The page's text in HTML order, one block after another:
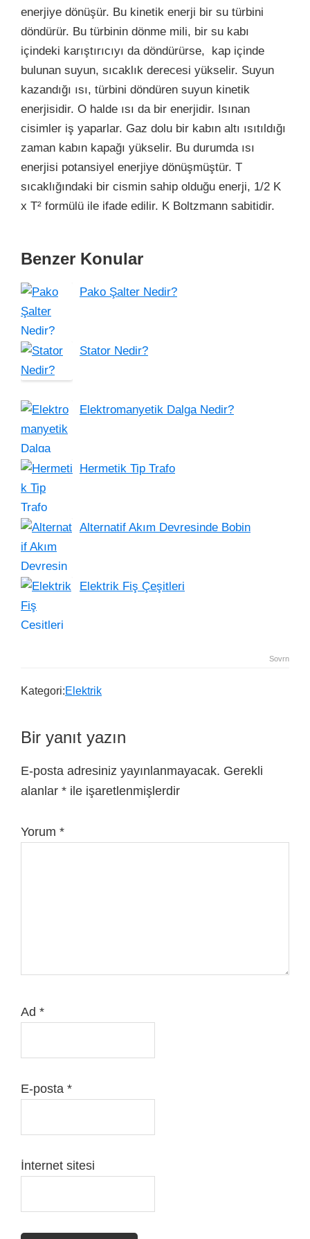
enerjiye dönüşür. Bu kinetik enerji bir su türbini
döndürür. Bu türbinin dönme mili, bir su kabı
içindeki karıştırıcıyı da döndürürse, kap içinde
bulunan suyun, sıcaklık derecesi yükselir. Suyun
kazandığı ısı, türbini döndüren suyun kinetik
enerjisidir. O halde ısı da bir enerjidir. Isınan
cisimler iş yaparlar. Gaz dolu bir kabın altı ısıtıldığı
zaman kabın kapağı yükselir. Bu durumda ısı
enerjisi potansiyel enerjiye dönüşmüştür. T
sıcaklığındaki bir cismin sahip olduğu enerji, 1/2 K
x T² formülü ile ifade edilir. K Boltzmann sabitidir.
Benzer Konular
Pako Şalter Nedir?
Stator Nedir?
Elektromanyetik Dalga Nedir?
Hermetik Tip Trafo
Alternatif Akım Devresinde Bobin
Elektrik Fiş Çeşitleri
Sovrn
Kategori:Elektrik
Bir yanıt yazın
E-posta adresiniz yayınlanmayacak. Gerekli
alanlar * ile işaretlenmişlerdir
Yorum *
Ad *
E-posta *
İnternet sitesi